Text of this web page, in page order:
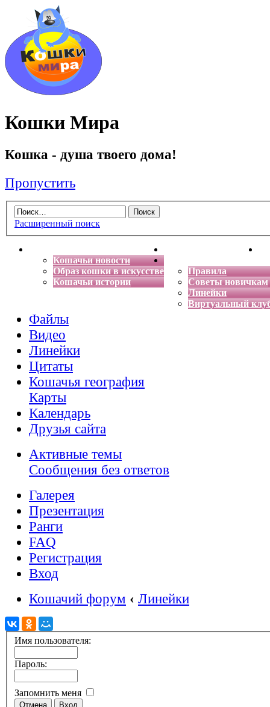
Кошки Мира
Кошка - душа твоего дома!
Пропустить
Расширенный поиск
Кошачьи новости
Образ кошки в искусстве
Кошачьи истории
Энциклопедия кошек
Правила
Советы новичкам
Линейки
Виртуальный
Файлы
Видео
Линейки
Цитаты
Кошачья география
Карты
Календарь
Друзья сайта
Активные темы
Сообщения без ответов
Галерея
Презентация
Ранги
FAQ
Регистрация
Вход
Кошачий форум ‹ Линейки
Имя пользователя:
Пароль:
Запомнить меня